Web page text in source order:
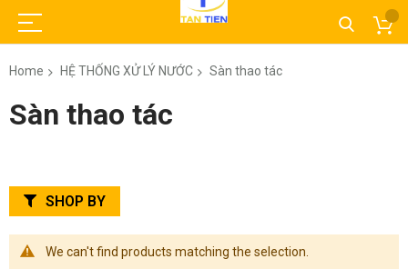
Home HỆ THỐNG XỬ LÝ NƯỚC Sàn thao tác
Sàn thao tác
We can't find products matching the selection.
SHOP BY